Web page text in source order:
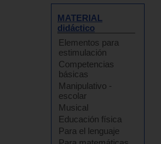
MATERIAL
didáctico
Elementos para
estimulación
Competencias
básicas
Manipulativo -
escolar
Musical
Educación física
Para el lenguaje